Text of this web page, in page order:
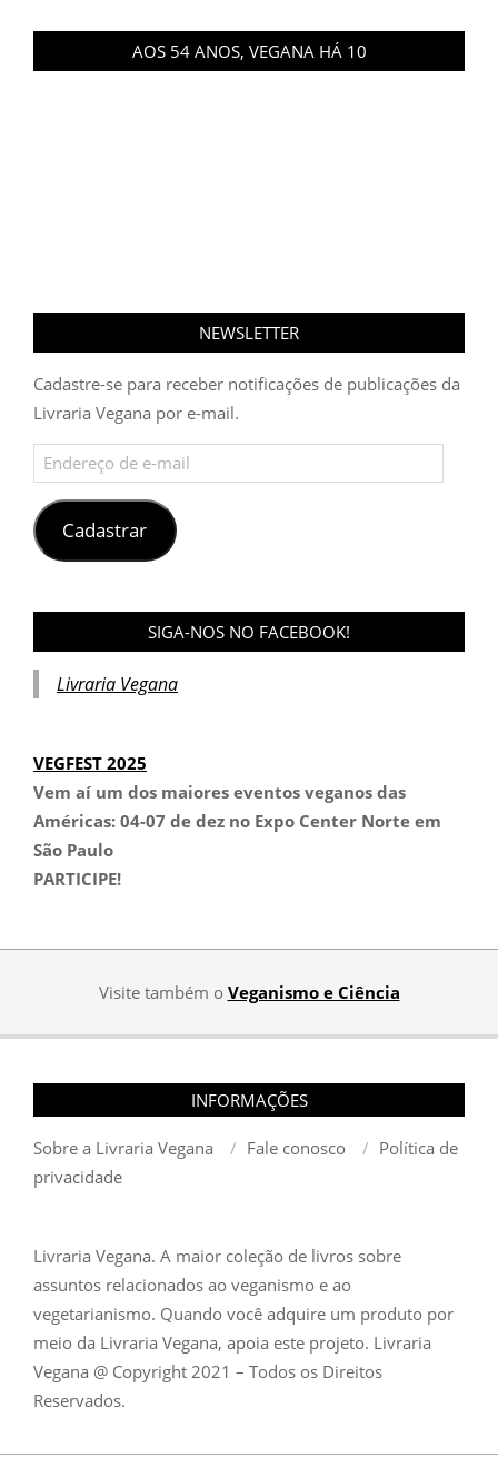
AOS 54 ANOS, VEGANA HÁ 10
NEWSLETTER
Cadastre-se para receber notificações de publicações da
Livraria Vegana por e-mail.
Endereço
de
e-
mailCadastrar
SIGA-NOS NO FACEBOOK!
Livraria Vegana
VEGFEST 2025
Vem aí um dos maiores eventos veganos das
Américas: 04-07 de dez no Expo Center Norte em
São Paulo
PARTICIPE!
Visite também o Veganismo e Ciência
INFORMAÇÕES
Sobre a Livraria Vegana Fale conosco
Política de
privacidade
Livraria Vegana. A maior coleção de livros sobre
assuntos relacionados ao veganismo e ao
vegetarianismo. Quando você adquire um produto por
meio da Livraria Vegana, apoia este projeto. Livraria
Vegana @ Copyright 2021 – Todos os Direitos
Reservados.